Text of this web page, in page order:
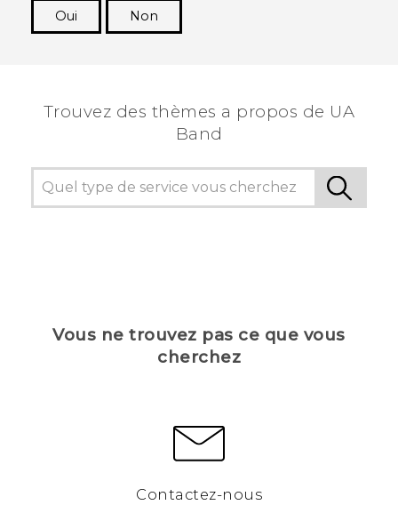
Oui
Non
Trouvez des thèmes a propos de UA
Band
Vous ne trouvez pas ce que vous
cherchez
Contactez-nous